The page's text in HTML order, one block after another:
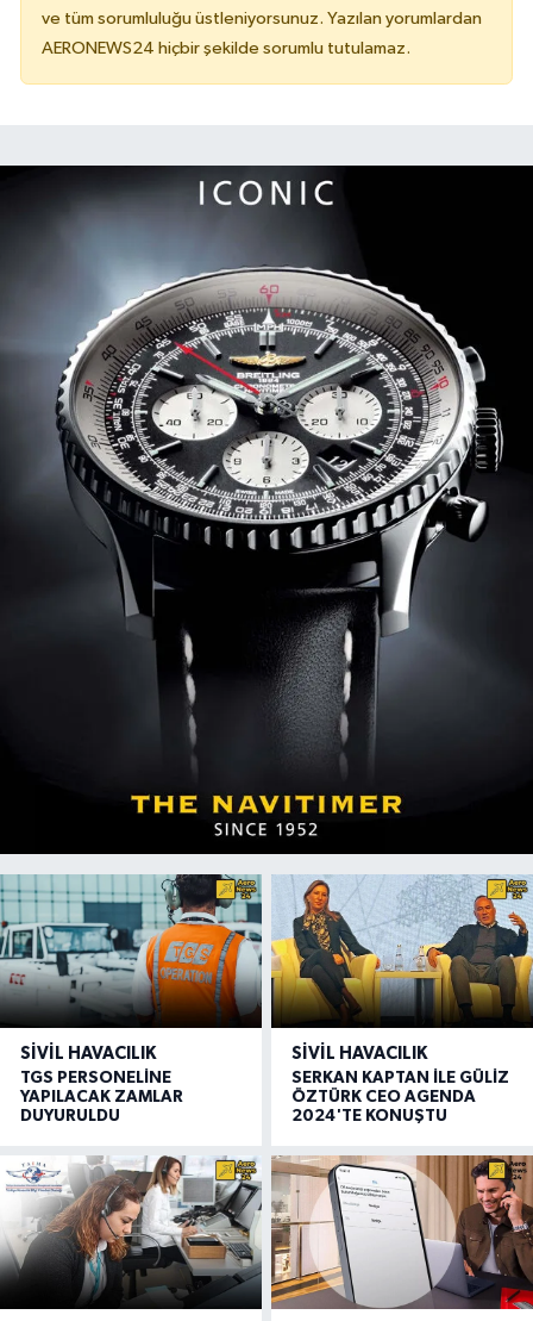
ve tüm sorumluluğu üstleniyorsunuz. Yazılan yorumlardan
AERONEWS24 hiçbir şekilde sorumlu tutulamaz.
SIVIL HAVACILIK
TGS PERSONELİNE
YAPILACAK ZAMLAR
DUYURULDU
SIVIL HAVACILIK
SERKAN KAPTAN İLE GÜLİZ
ÖZTÜRK CEO AGENDA
2024'TE KONUŞTU